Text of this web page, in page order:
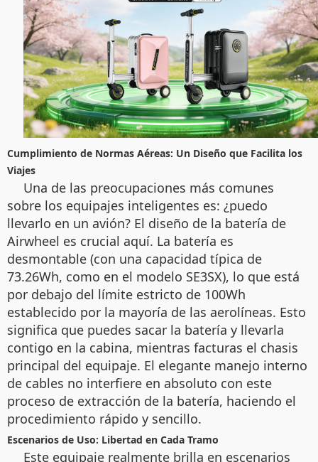
Cumplimiento de Normas Aéreas: Un Diseño que Facilita los
Viajes
Una de las preocupaciones más comunes
sobre los equipajes inteligentes es: ¿puedo
llevarlo en un avión? El diseño de la batería de
Airwheel es crucial aquí. La batería es
desmontable (con una capacidad típica de
73.26Wh, como en el modelo SE3SX), lo que está
por debajo del límite estricto de 100Wh
establecido por la mayoría de las aerolíneas. Esto
significa que puedes sacar la batería y llevarla
contigo en la cabina, mientras facturas el chasis
principal del equipaje. El elegante manejo interno
de cables no interfiere en absoluto con este
proceso de extracción de la batería, haciendo el
procedimiento rápido y sencillo.
Escenarios de Uso: Libertad en Cada Tramo
Este equipaje realmente brilla en escenarios